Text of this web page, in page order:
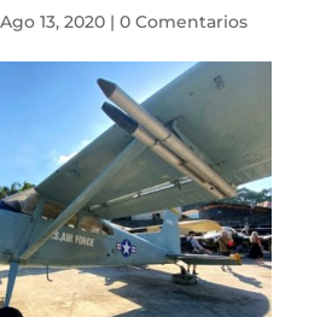
Ago 13, 2020| 0 Comentarios